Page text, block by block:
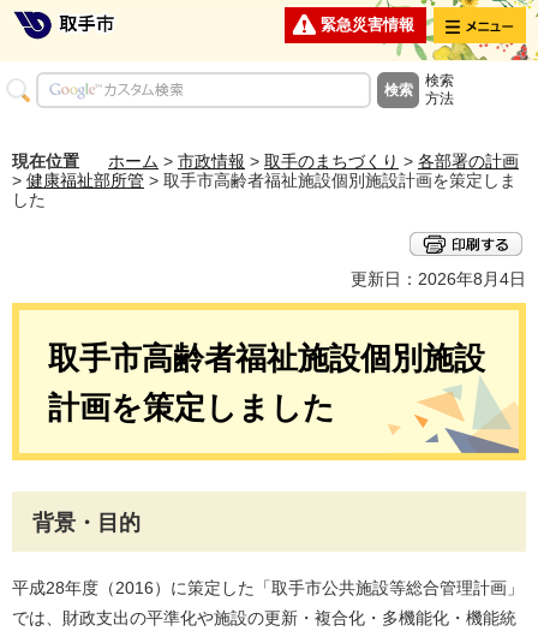
緊急災害情報 メニュー
検索
方法
現在位置 ホーム > 市政情報 > 取手のまちづくり > 各部署の計画
> 健康福祉部所管 > 取手市高齢者福祉施設個別施設計画を策定しま
した
更新日：2026年8月4日
取手市高齢者福祉施設個別施設
計画を策定しました
背景・目的
平成28年度（2016）に策定した「取手市公共施設等総合管理計画」
では、財政支出の平準化や施設の更新・複合化・多機能化・機能統